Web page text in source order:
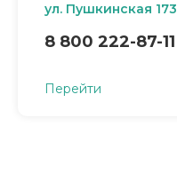
ул. Пушкинская 173
8 800 222-87-11
Перейти